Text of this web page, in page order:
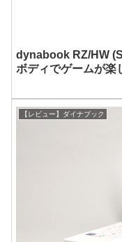
dynabook RZ/HW
ボディでゲームが楽
【レビュー】ダイナブック